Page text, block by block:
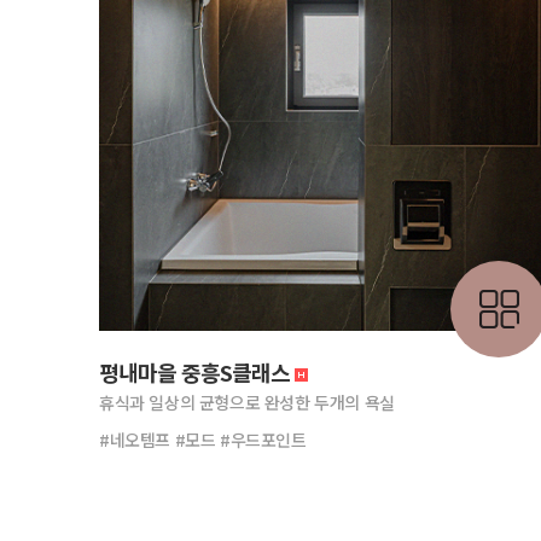
평내마을 중흥S클래스
휴식과 일상의 균형으로 완성한 두개의 욕실
#네오템프 #모드 #우드포인트